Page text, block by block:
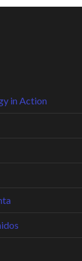
in Action